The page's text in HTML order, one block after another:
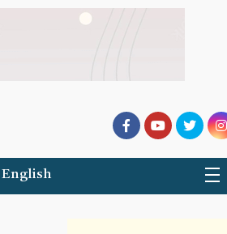
English